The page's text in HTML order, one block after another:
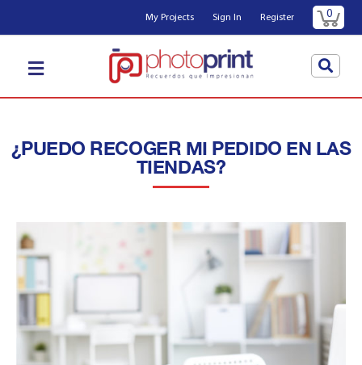
My Projects Sign In Register 0
¿PUEDO RECOGER MI PEDIDO EN LAS
TIENDAS?